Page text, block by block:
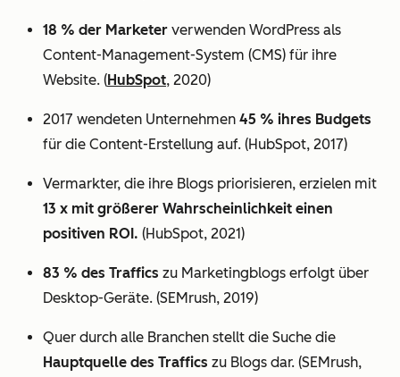
18 % der Marketer verwenden WordPress als
Content-Management-System (CMS) für ihre
Website. (HubSpot, 2020)
2017 wendeten Unternehmen 45 % ihres Budgets
für die Content-Erstellung auf. (HubSpot, 2017)
Vermarkter, die ihre Blogs priorisieren, erzielen mit
13 x mit größerer Wahrscheinlichkeit einen
positiven ROI. (HubSpot, 2021)
83 % des Traffics zu Marketingblogs erfolgt über
Desktop-Geräte. (SEMrush, 2019)
Quer durch alle Branchen stellt die Suche die
Hauptquelle des Traffics zu Blogs dar. (SEMrush,